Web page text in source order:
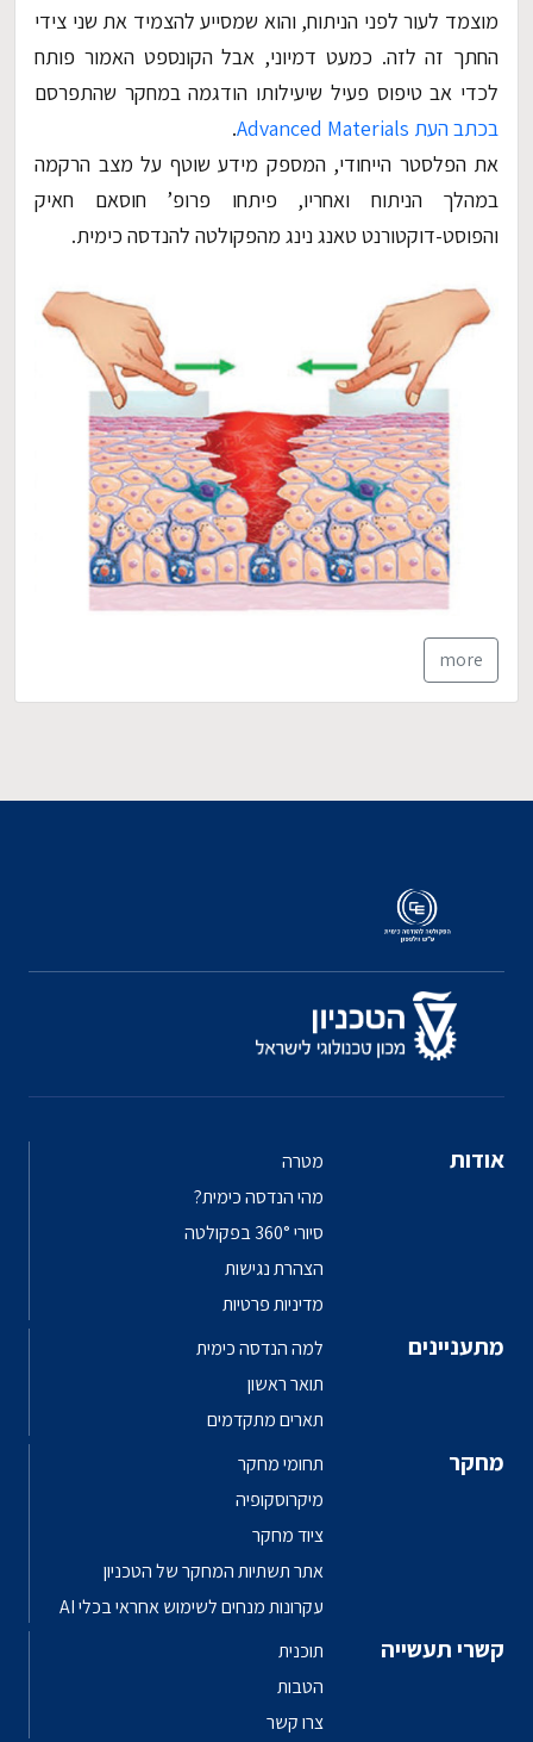
מוצמד לעור לפני הניתוח, והוא שמסייע להצמיד את שני צידי
החתך זה לזה. כמעט דמיוני, אבל הקונספט האמור פותח
לכדי אב טיפוס פעיל שיעילותו הודגמה במחקר שהתפרסם
בכתב העת Advanced Materials
.
את הפלסטר הייחודי, המספק מידע שוטף על מצב הרקמה
במהלך הניתוח ואחריו, פיתחו פרופ’ חוסאם חאיק
והפוסט-דוקטורנט טאנג נינג מהפקולטה להנדסה כימית.
more
אודות
מטרה
מהי הנדסה כימית?
סיורי 360° בפקולטה
הצהרת נגישות
מדיניות פרטיות
מתעניינים
למה הנדסה כימית
תואר ראשון
תארים מתקדמים
מחקר
תחומי מחקר
מיקרוסקופיה
ציוד מחקר
אתר תשתיות המחקר של הטכניון
עקרונות מנחים לשימוש אחראי בכלי AI
קשרי תעשייה
תוכנית
הטבות
צרו קשר